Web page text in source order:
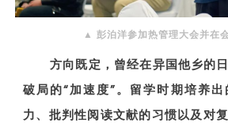
▲ 彭泊洋参加热管理大会并在
方向既定，曾经在异国他乡的
破局的“加速度”。留学时期培养
力、批判性阅读文献的习惯以及对